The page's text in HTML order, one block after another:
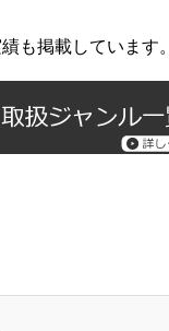
も掲載しています。